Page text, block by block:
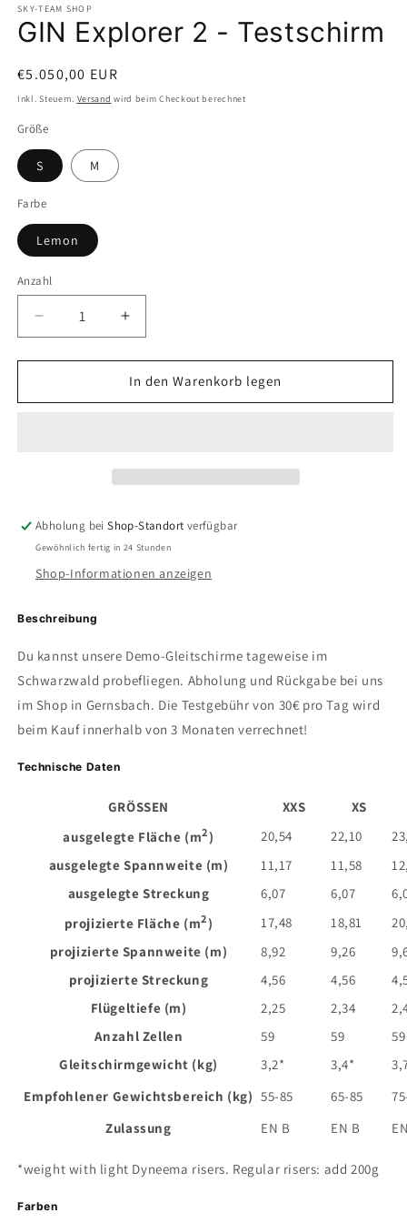
SKY-TEAM SHOP
GIN Explorer 2 - Testschirm
Normaler
Preis
€5.050,00 EUR
Inkl. Steuern. Versand wird beim Checkout berechnet
Größe
S M
Farbe
Lemon
Anzahl
Anzahl
Verringere
die
Menge
GIN
Erhöhe
die
Menge
für
GIN
In den Warenkorb legen
Abholung beiShop-Standort verfügbar
Gewöhnlich fertig in 24 Stunden
Shop-Informationen anzeigen
Beschreibung
Du kannst unsere Demo-Gleitschirme tageweise im
Schwarzwald probefliegen. Abholung und Rückgabe bei uns
im Shop in Gernsbach. Die Testgebühr von 30€ pro Tag wird
beim Kauf innerhalb von 3 Monaten verrechnet!
Technische Daten
GRÖSSEN XXS
XS
ausgelegte Fläche (m2) 20,54 22,10
ausgelegte Spannweite (m)
11,17 11,58
ausgelegte Streckung
6,07 6,07
projizierte Fläche (m2) 17,48 18,81
projizierte Spannweite (m)
8,92 9,26
projizierte Streckung
4,56 4,56
Flügeltiefe (m)
2,25 2,34
Anzahl Zellen
59 59
59
Gleitschirmgewicht (kg)
3,2* 3,4*
Empfohlener Gewichtsbereich (kg) 55-85 65-85
Zulassung
EN B EN B
*weight with light Dyneema risers. Regular risers: add 200g
Farben